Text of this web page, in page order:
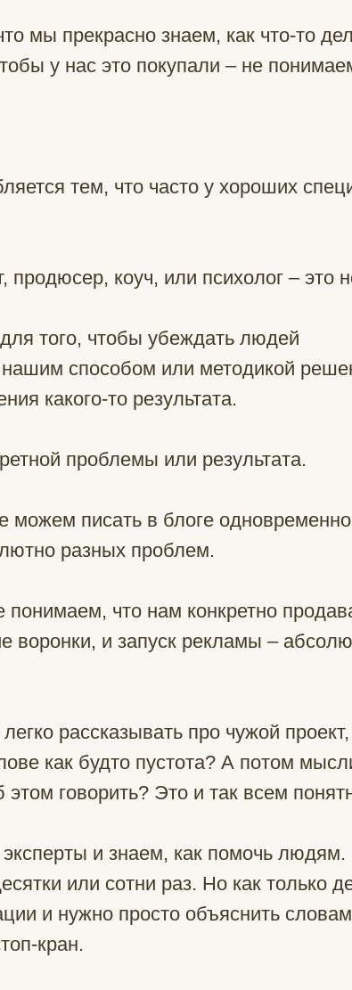
мы прекрасно знаем, как что-то
у нас это покупали – не
тем, что часто у хороших
продюсер, коуч, или психолог – это
того, чтобы убеждать людей
способом или методикой
какого-то результата.
проблемы или результата.
можем писать в блоге
разных проблем.
что нам конкретно
воронки, и запуск рекламы –
рассказывать про чужой
как будто пустота? А потом
говорить? Это и так всем
и знаем, как помочь людям.
или сотни раз. Но как только
и нужно просто объяснить
кран.